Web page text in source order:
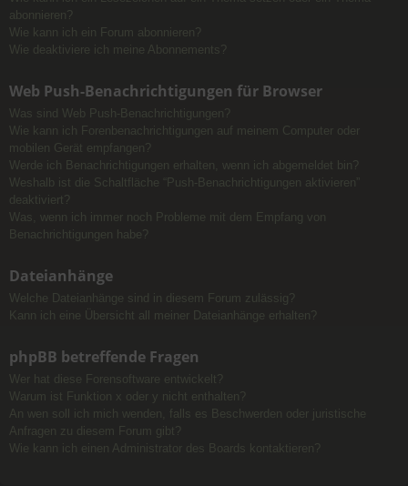
abonnieren?
Wie kann ich ein Forum abonnieren?
Wie deaktiviere ich meine Abonnements?
Web Push-Benachrichtigungen für Browser
Was sind Web Push-Benachrichtigungen?
Wie kann ich Forenbenachrichtigungen auf meinem Computer oder
mobilen Gerät empfangen?
Werde ich Benachrichtigungen erhalten, wenn ich abgemeldet bin?
Weshalb ist die Schaltfläche “Push-Benachrichtigungen aktivieren”
deaktiviert?
Was, wenn ich immer noch Probleme mit dem Empfang von
Benachrichtigungen habe?
Dateianhänge
Welche Dateianhänge sind in diesem Forum zulässig?
Kann ich eine Übersicht all meiner Dateianhänge erhalten?
phpBB betreffende Fragen
Wer hat diese Forensoftware entwickelt?
Warum ist Funktion x oder y nicht enthalten?
An wen soll ich mich wenden, falls es Beschwerden oder juristische
Anfragen zu diesem Forum gibt?
Wie kann ich einen Administrator des Boards kontaktieren?